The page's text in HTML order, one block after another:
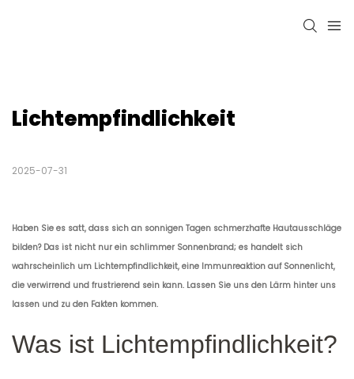
Lichtempfindlichkeit
2025-07-31
Haben Sie es satt, dass sich an sonnigen Tagen schmerzhafte Hautausschläge
bilden? Das ist nicht nur ein schlimmer Sonnenbrand; es handelt sich
wahrscheinlich um Lichtempfindlichkeit, eine Immunreaktion auf Sonnenlicht,
die verwirrend und frustrierend sein kann. Lassen Sie uns den Lärm hinter uns
lassen und zu den Fakten kommen.
Was ist Lichtempfindlichkeit?